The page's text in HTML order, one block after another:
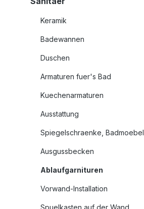
Keramik
Badewannen
Duschen
Armaturen fuer's Bad
Kuechenarmaturen
Ausstattung
Spiegelschraenke, Badmoebel
Ausgussbecken
Ablaufgarnituren
Vorwand-Installation
Spuelkasten auf der Wand